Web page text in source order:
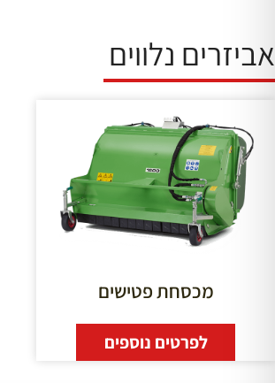
אביזרים נלווים
מכסחת פטישים
לפרטים נוספים